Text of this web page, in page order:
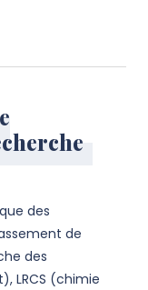
des
de
des
LRCS (chimie